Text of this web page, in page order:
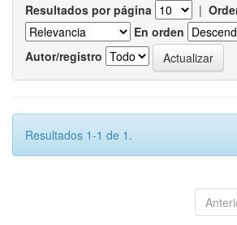
Resultados por página |
En orden
Autor/registro
Resultados 1-1 de 1.